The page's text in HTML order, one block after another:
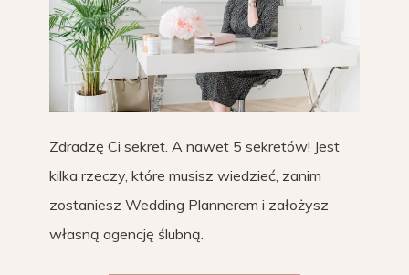
Zdradzę Ci sekret. A nawet 5 sekretów! Jest
kilka rzeczy, które musisz wiedzieć, zanim
zostaniesz Wedding Plannerem i założysz
własną agencję ślubną.